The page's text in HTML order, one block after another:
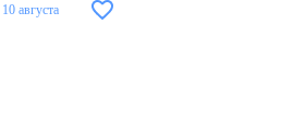
10 августа